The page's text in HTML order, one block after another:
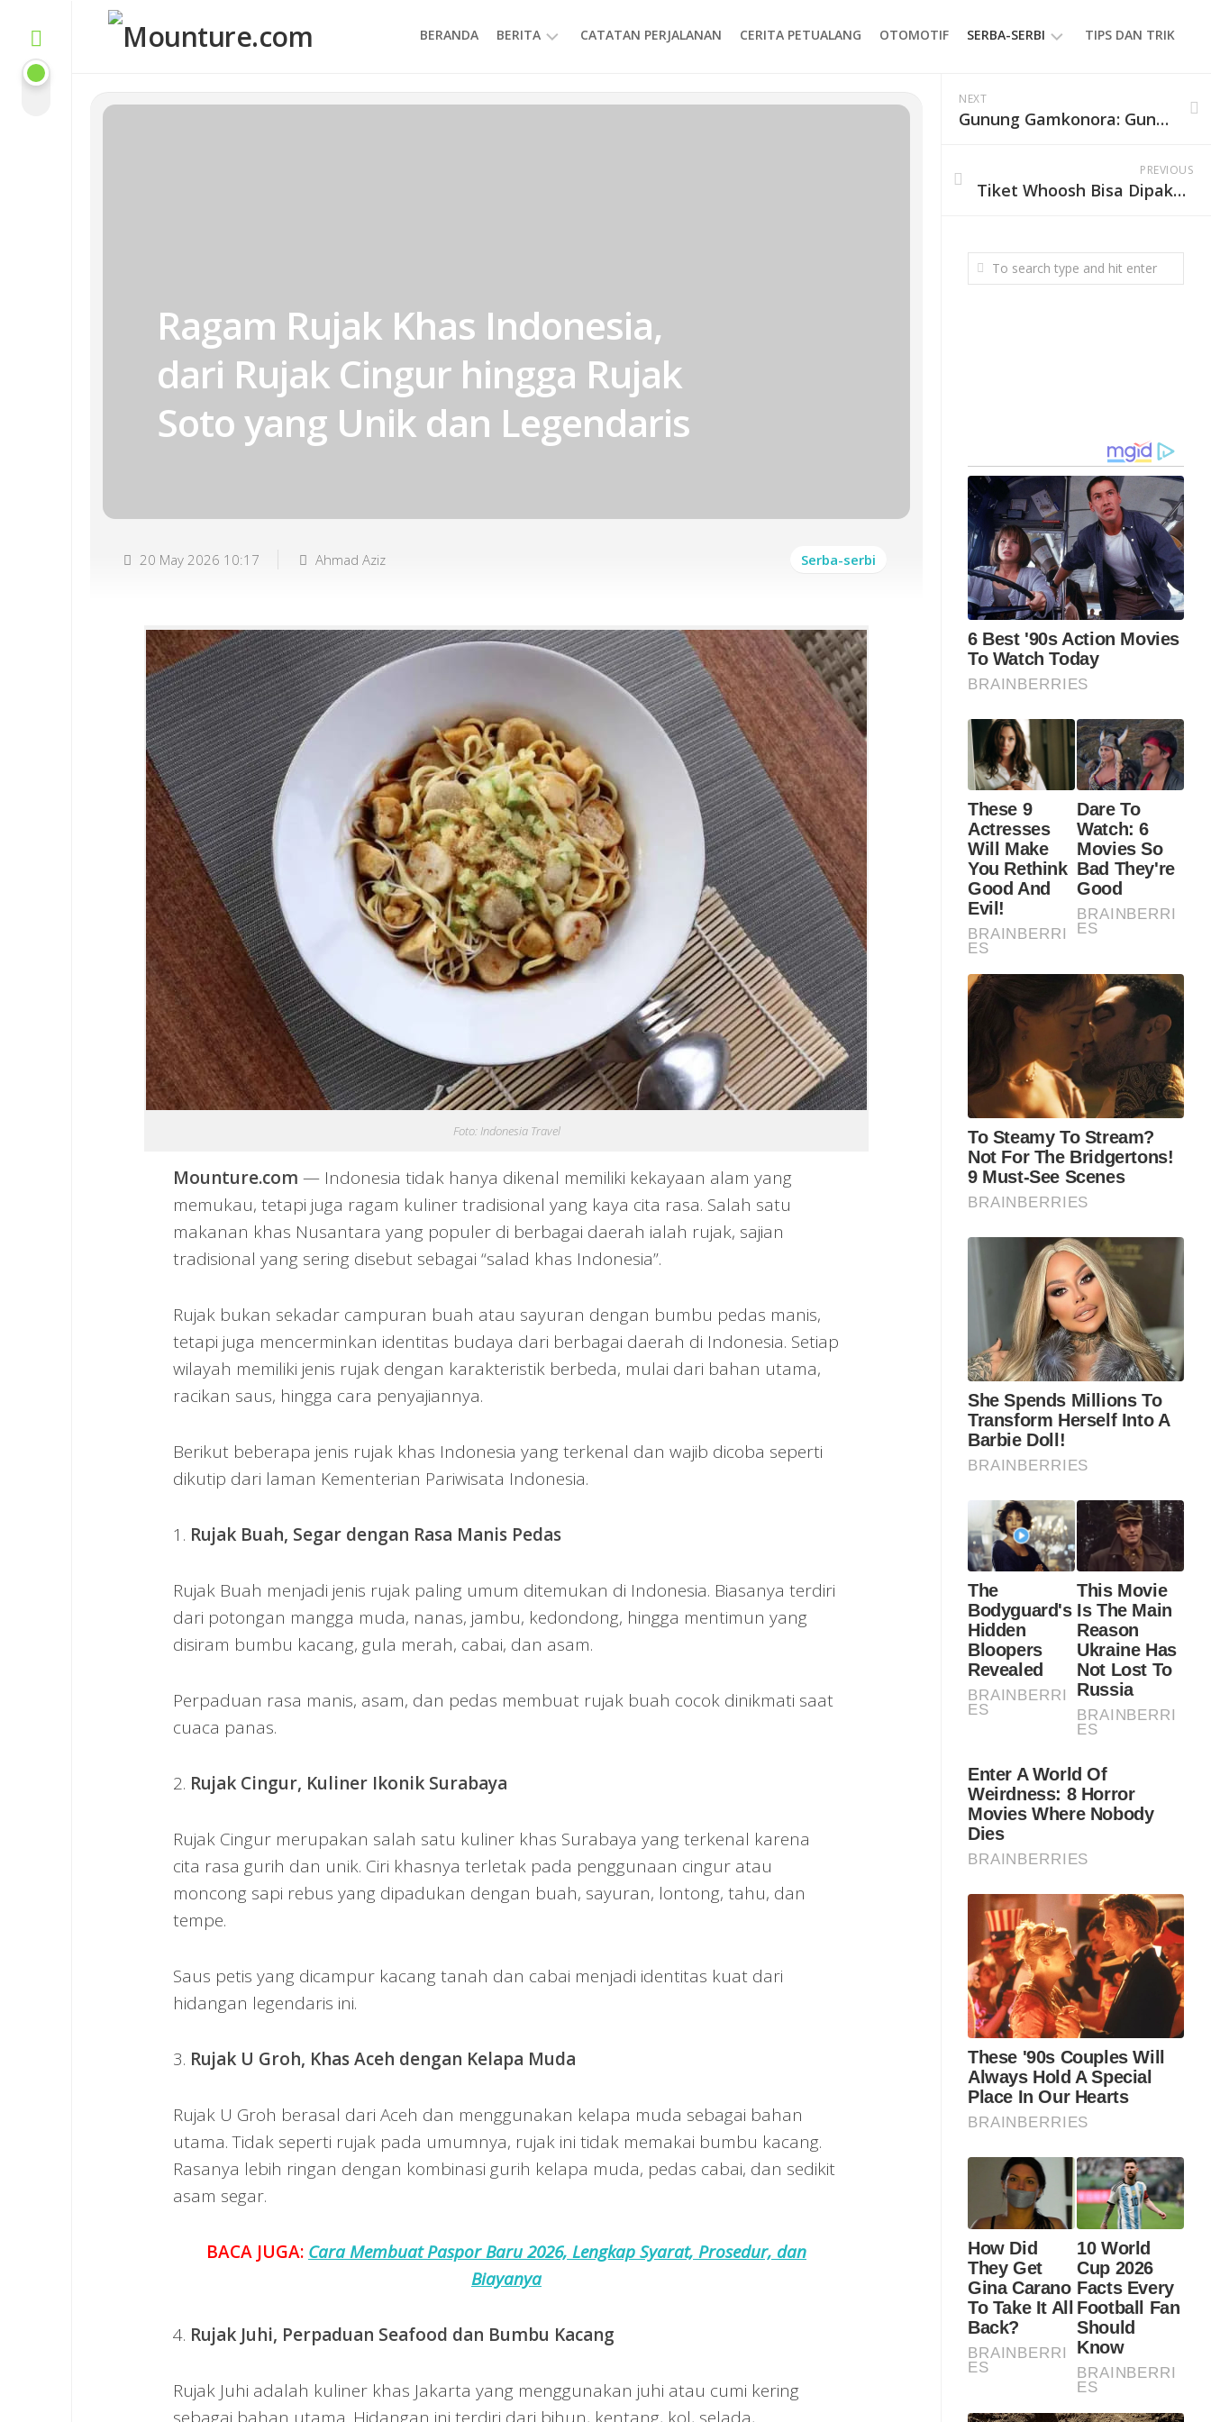
content
BERANDA BERITA CATATAN PERJALANAN CERITA PETUALANG OTOMOTIF SERBA-SERBI
EVENT
GAYA
TIPS DAN TRIK
Ragam Rujak Khas Indonesia,
dari Rujak Cingur hingga Rujak
Soto yang Unik dan Legendaris
20 May 2026 10:17 Ahmad Aziz Serba-serbi
Foto: Indonesia Travel
Mounture.com — Indonesia tidak hanya dikenal memiliki kekayaan alam yang
memukau, tetapi juga ragam kuliner tradisional yang kaya cita rasa. Salah satu
makanan khas Nusantara yang populer di berbagai daerah ialah rujak, sajian
tradisional yang sering disebut sebagai “salad khas Indonesia”.
Rujak bukan sekadar campuran buah atau sayuran dengan bumbu pedas manis,
tetapi juga mencerminkan identitas budaya dari berbagai daerah di Indonesia. Setiap
wilayah memiliki jenis rujak dengan karakteristik berbeda, mulai dari bahan utama,
racikan saus, hingga cara penyajiannya.
Berikut beberapa jenis rujak khas Indonesia yang terkenal dan wajib dicoba seperti
dikutip dari laman Kementerian Pariwisata Indonesia.
1. Rujak Buah, Segar dengan Rasa Manis Pedas
Rujak Buah menjadi jenis rujak paling umum ditemukan di Indonesia. Biasanya terdiri
dari potongan mangga muda, nanas, jambu, kedondong, hingga mentimun yang
disiram bumbu kacang, gula merah, cabai, dan asam.
Perpaduan rasa manis, asam, dan pedas membuat rujak buah cocok dinikmati saat
cuaca panas.
2. Rujak Cingur, Kuliner Ikonik Surabaya
Rujak Cingur merupakan salah satu kuliner khas Surabaya yang terkenal karena
cita rasa gurih dan unik. Ciri khasnya terletak pada penggunaan cingur atau
moncong sapi rebus yang dipadukan dengan buah, sayuran, lontong, tahu, dan
tempe.
Saus petis yang dicampur kacang tanah dan cabai menjadi identitas kuat dari
hidangan legendaris ini.
3. Rujak U Groh, Khas Aceh dengan Kelapa Muda
Rujak U Groh berasal dari Aceh dan menggunakan kelapa muda sebagai bahan
utama. Tidak seperti rujak pada umumnya, rujak ini tidak memakai bumbu kacang.
Rasanya lebih ringan dengan kombinasi gurih kelapa muda, pedas cabai, dan sedikit
asam segar.
BACA JUGA: Cara Membuat Paspor Baru 2026, Lengkap Syarat, Prosedur, dan
Biayanya
4. Rujak Juhi, Perpaduan Seafood dan Bumbu Kacang
Rujak Juhi adalah kuliner khas Jakarta yang menggunakan juhi atau cumi kering
NEXT
Gunung Gamkonora: Gunung Tertinggi di Halmahera dengan Kawah Eksotis dan Jalur Pendakian Menantang
PREVIOUS
Tiket Whoosh Bisa Dipakai untuk Diskon Hotel, Wisata, hingga Kuliner Selama Long Weekend